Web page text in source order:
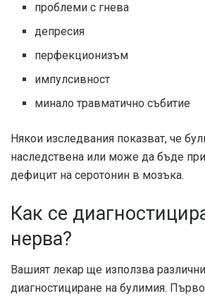
проблеми с гнева
депресия
перфекционизъм
импулсивност
минало травматично събитие
Някои изследвания показват, че
наследствена или може да бъде
дефицит на серотонин в мозъка.
Как се
нерва?
Вашият лекар ще използва
диагностициране на булимия.